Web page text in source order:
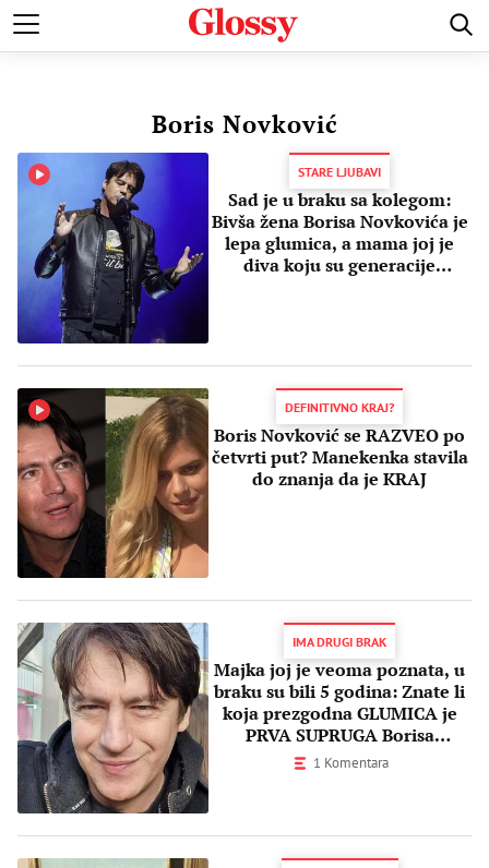
POZNATI MODA I LEPOTA ZDRAVI I SREĆNI LJUBAV
Boris Novković
STARE LJUBAVI
Sad je u braku sa kolegom:
Bivša žena Borisa Novkovića je
lepa glumica, a mama joj je
diva koju su generacije
DEFINITIVNO KRAJ?
Boris Novković se RAZVEO po
četvrti put? Manekenka stavila
do znanja da je KRAJ
IMA DRUGI BRAK
Majka joj je veoma poznata, u
braku su bili 5 godina: Znate li
koja prezgodna GLUMICA je
PRVA SUPRUGA Borisa
Novkovića?
1 Komentara